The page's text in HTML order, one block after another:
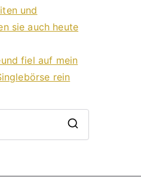
und
sie auch heute
fiel auf mein
rein
e
c